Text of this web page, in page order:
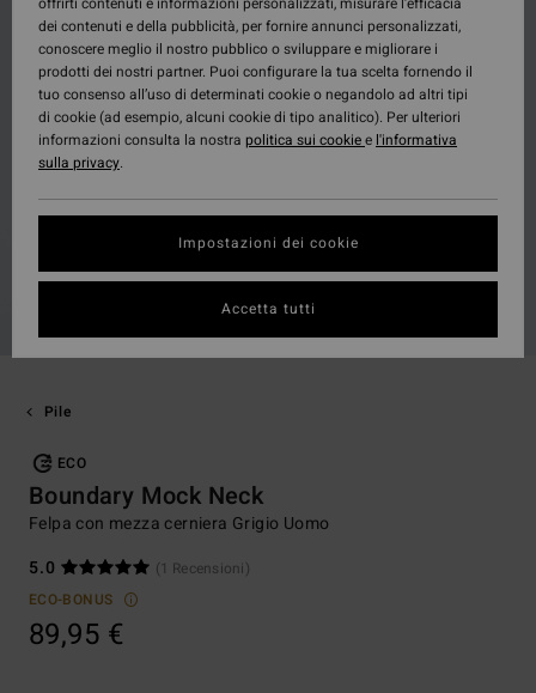
Pile
ECO
Boundary Mock Neck
Felpa con mezza cerniera Grigio Uomo
5.0
(1 Recensioni)
ECO-BONUS
89,95 €
dei contenuti e della pubblicità, per fornire annunci personalizzati,
conoscere meglio il nostro pubblico o sviluppare e migliorare i
prodotti dei nostri partner. Puoi configurare la tua scelta fornendo il
tuo consenso all’uso di determinati cookie o negandolo ad altri tipi
di cookie (ad esempio, alcuni cookie di tipo analitico). Per ulteriori
informazioni consulta la nostra politica sui cookiee l'informativa
sulla privacy.
Impostazioni dei cookie
Accetta tutti